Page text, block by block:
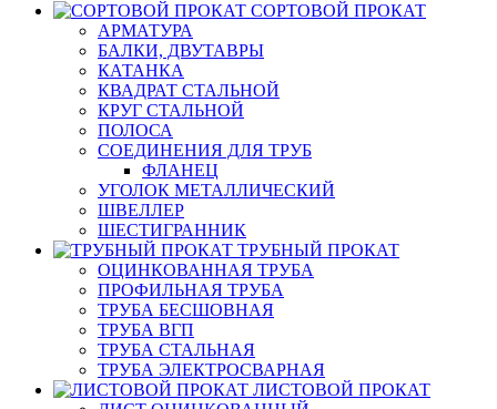
СОРТОВОЙ ПРОКАТ
АРМАТУРА
БАЛКИ, ДВУТАВРЫ
КАТАНКА
КВАДРАТ СТАЛЬНОЙ
КРУГ СТАЛЬНОЙ
ПОЛОСА
СОЕДИНЕНИЯ ДЛЯ ТРУБ
ФЛАНЕЦ
УГОЛОК МЕТАЛЛИЧЕСКИЙ
ШВЕЛЛЕР
ШЕСТИГРАННИК
ТРУБНЫЙ ПРОКАТ
ОЦИНКОВАННАЯ ТРУБА
ПРОФИЛЬНАЯ ТРУБА
ТРУБА БЕСШОВНАЯ
ТРУБА ВГП
ТРУБА СТАЛЬНАЯ
ТРУБА ЭЛЕКТРОСВАРНАЯ
ЛИСТОВОЙ ПРОКАТ